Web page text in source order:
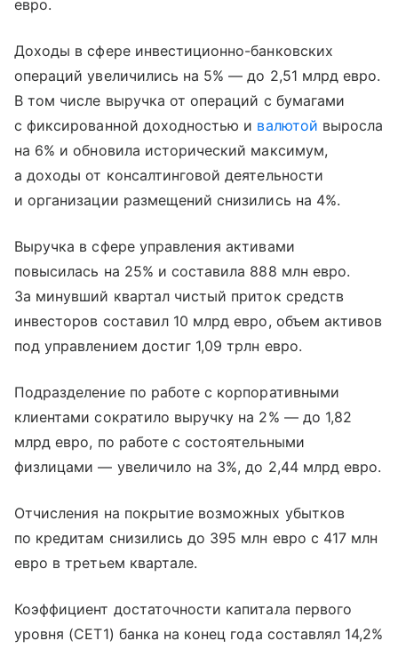
евро.
Доходы в сфере инвестиционно-банковских
операций увеличились на 5% — до 2,51 млрд евро.
В том числе выручка от операций с бумагами
с фиксированной доходностью и валютой выросла
на 6% и обновила исторический максимум,
а доходы от консалтинговой деятельности
и организации размещений снизились на 4%.
Выручка в сфере управления активами
повысилась на 25% и составила 888 млн евро.
За минувший квартал чистый приток средств
инвесторов составил 10 млрд евро, объем активов
под управлением достиг 1,09 трлн евро.
Подразделение по работе с корпоративными
клиентами сократило выручку на 2% — до 1,82
млрд евро, по работе с состоятельными
физлицами — увеличило на 3%, до 2,44 млрд евро.
Отчисления на покрытие возможных убытков
по кредитам снизились до 395 млн евро с 417 млн
евро в третьем квартале.
Коэффициент достаточности капитала первого
уровня (CET1) банка на конец года составлял 14,2%